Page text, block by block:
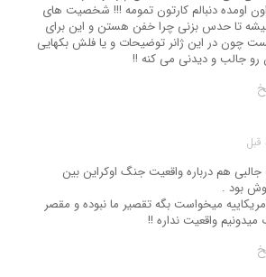
اومده دنبالم کارتون تمومه !!! شخصیت های
تا حدس بزنی چرا خفن هستن و این برای
چون در این ژانر توضیحات و یا فلش بکهایی
رو جالب و دیدنی می کنه !!
هم درباره واقعیت جنگ اوکراین بین
توش بود .
میخواست بگه تقصیر ما نبوده و مقصر
واقعیت نداره !!